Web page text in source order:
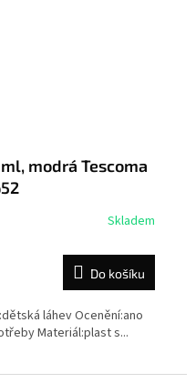
modrá Tescoma
Skladem
Do košíku
láhev Ocenění:ano
Materiál:plast s...